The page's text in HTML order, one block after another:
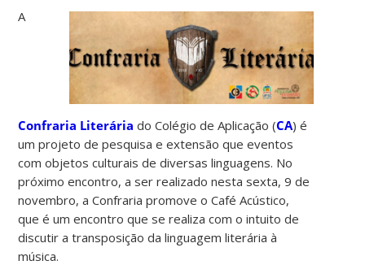
A
Confraria Literária do Colégio de Aplicação (CA) é
um projeto de pesquisa e extensão que eventos
com objetos culturais de diversas linguagens. No
próximo encontro, a ser realizado nesta sexta, 9 de
novembro, a Confraria promove o Café Acústico,
que é um encontro que se realiza com o intuito de
discutir a transposição da linguagem literária à
música.